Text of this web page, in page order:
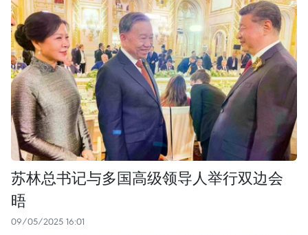
苏林总书记与多国高级领导人举行双边会
晤
09/05/2025 16:01